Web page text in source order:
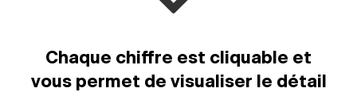
Chaque chiffre est cliquable et
vous permet de visualiser le détail